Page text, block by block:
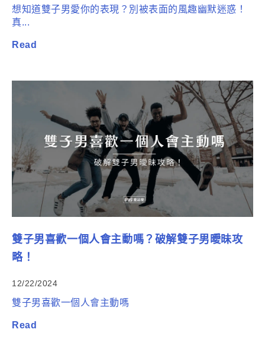
想知道雙子男愛你的表現？別被表面的風趣幽默迷惑！
真...
Read
雙子男喜歡一個人會主動嗎？破解雙子男曖昧攻
略！
12/22/2024
雙子男喜歡一個人會主動嗎
Read